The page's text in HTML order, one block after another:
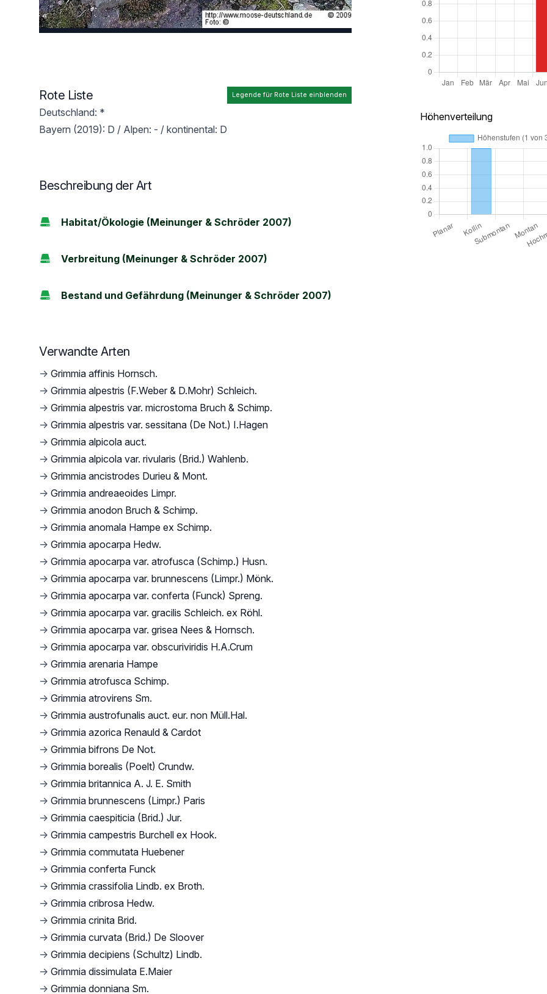
Höhenverteilung
Legende für Rote Liste einblenden
Rote Liste
Deutschland: *
Bayern (2019): D / Alpen: - / kontinental: D
Beschreibung der Art
Habitat/Ökologie (Meinunger & Schröder 2007)
Verbreitung (Meinunger & Schröder 2007)
Bestand und Gefährdung (Meinunger & Schröder 2007)
Verwandte Arten
→ Grimmia affinis Hornsch.
→ Grimmia alpestris (F.Weber & D.Mohr) Schleich.
→ Grimmia alpestris var. microstoma Bruch & Schimp.
→ Grimmia alpestris var. sessitana (De Not.) I.Hagen
→ Grimmia alpicola auct.
→ Grimmia alpicola var. rivularis (Brid.) Wahlenb.
→ Grimmia ancistrodes Durieu & Mont.
→ Grimmia andreaeoides Limpr.
→ Grimmia anodon Bruch & Schimp.
→ Grimmia anomala Hampe ex Schimp.
→ Grimmia apocarpa Hedw.
→ Grimmia apocarpa var. atrofusca (Schimp.) Husn.
→ Grimmia apocarpa var. brunnescens (Limpr.) Mönk.
→ Grimmia apocarpa var. conferta (Funck) Spreng.
→ Grimmia apocarpa var. gracilis Schleich. ex Röhl.
→ Grimmia apocarpa var. grisea Nees & Hornsch.
→ Grimmia apocarpa var. obscuriviridis H.A.Crum
→ Grimmia arenaria Hampe
→ Grimmia atrofusca Schimp.
→ Grimmia atrovirens Sm.
→ Grimmia austrofunalis auct. eur. non Müll.Hal.
→ Grimmia azorica Renauld & Cardot
→ Grimmia bifrons De Not.
→ Grimmia borealis (Poelt) Crundw.
→ Grimmia britannica A. J. E. Smith
→ Grimmia brunnescens (Limpr.) Paris
→ Grimmia caespiticia (Brid.) Jur.
→ Grimmia campestris Burchell ex Hook.
→ Grimmia commutata Huebener
→ Grimmia conferta Funck
→ Grimmia crassifolia Lindb. ex Broth.
→ Grimmia cribrosa Hedw.
→ Grimmia crinita Brid.
→ Grimmia curvata (Brid.) De Sloover
→ Grimmia decipiens (Schultz) Lindb.
→ Grimmia dissimulata E.Maier
→ Grimmia donniana Sm.